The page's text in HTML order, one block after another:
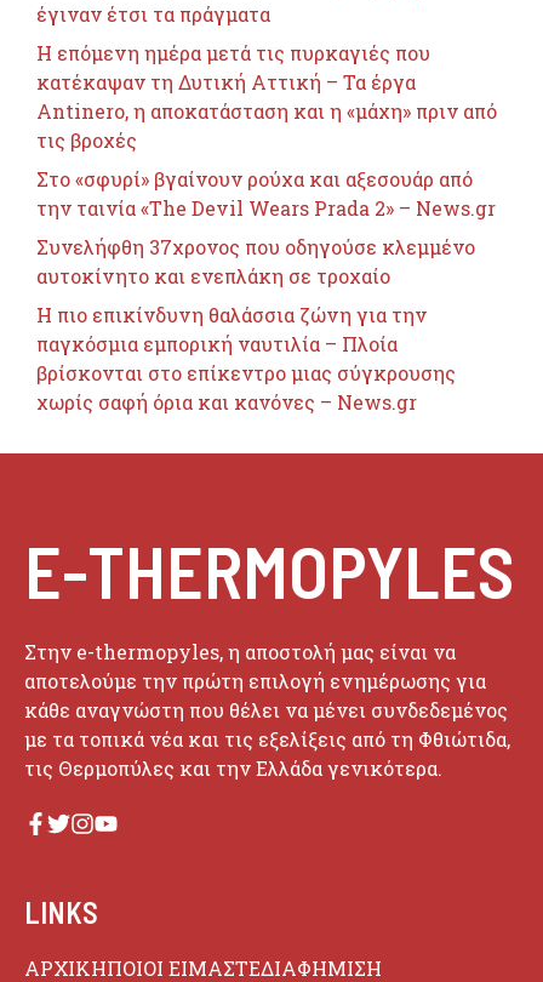
έγιναν έτσι τα πράγματα
Η επόμενη ημέρα μετά τις πυρκαγιές που
κατέκαψαν τη Δυτική Αττική – Τα έργα
Antinero, η αποκατάσταση και η «μάχη» πριν από
τις βροχές
Στο «σφυρί» βγαίνουν ρούχα και αξεσουάρ από
την ταινία «The Devil Wears Prada 2» – News.gr
Συνελήφθη 37χρονος που οδηγούσε κλεμμένο
αυτοκίνητο και ενεπλάκη σε τροχαίο
Η πιο επικίνδυνη θαλάσσια ζώνη για την
παγκόσμια εμπορική ναυτιλία – Πλοία
βρίσκονται στο επίκεντρο μιας σύγκρουσης
χωρίς σαφή όρια και κανόνες – News.gr
E-THERMOPYLES
Στην e-thermopyles, η αποστολή μας είναι να
αποτελούμε την πρώτη επιλογή ενημέρωσης για
κάθε αναγνώστη που θέλει να μένει συνδεδεμένος
με τα τοπικά νέα και τις εξελίξεις από τη Φθιώτιδα,
τις Θερμοπύλες και την Ελλάδα γενικότερα.
LINKS
ΑΡΧΙΚΗΠΟΙΟΙ ΕΙΜΑΣΤΕΔΙΑΦΗΜΙΣΗ